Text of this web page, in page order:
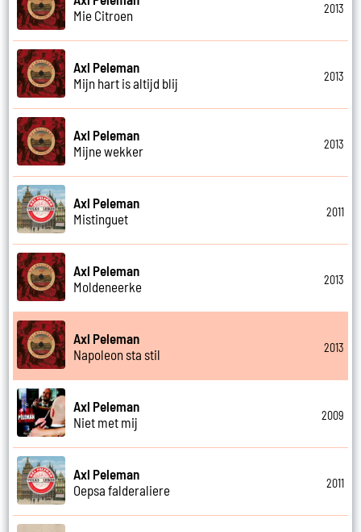
Mie Citroen
2013
Axl Peleman
Mijn hart is altijd blij
2013
Axl Peleman
Mijne wekker
2013
Axl Peleman
Mistinguet
2011
Axl Peleman
Moldeneerke
2013
Axl Peleman
Napoleon sta stil
2013
Axl Peleman
Niet met mij
2009
Axl Peleman
Oepsa falderaliere
2011